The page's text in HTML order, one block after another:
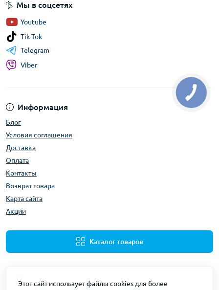
Информация
Блог
Условия соглашения
Доставка
Оплата
Контакты
Возврат товара
Карта сайта
Акции
Каталог товаров
Мы в соцсетях
Youtube
Tik Tok
Telegram
Viber
Этот сайт использует файлы cookies для более